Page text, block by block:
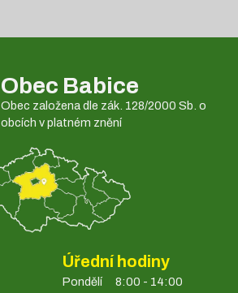
Obec Babice
Obec založena dle zák. 128/2000 Sb. o
obcích v platném znění
Úřední hodiny
Pondělí
8:00 - 14:00